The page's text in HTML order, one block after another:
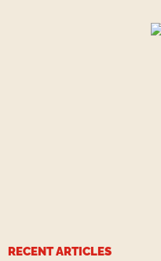
RECENT ARTICLES